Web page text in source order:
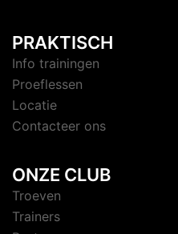
PRAKTISCH
Info trainingen
Proeflessen
Locatie
Contacteer ons
ONZE CLUB
Troeven
Trainers